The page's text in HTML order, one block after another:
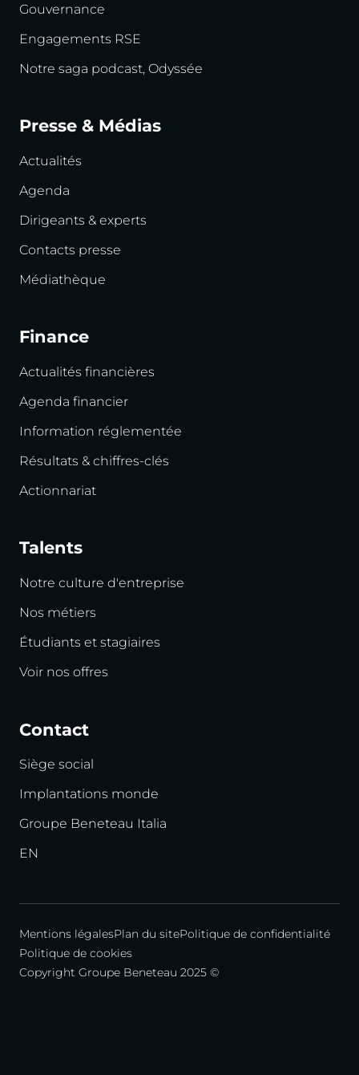
Gouvernance
Engagements RSE
Notre saga podcast, Odyssée
Presse & Médias
Actualités
Agenda
Dirigeants & experts
Contacts presse
Médiathèque
Finance
Actualités financières
Agenda financier
Information réglementée
Résultats & chiffres-clés
Actionnariat
Talents
Notre culture d'entreprise
Nos métiers
Étudiants et stagiaires
Voir nos offres
Contact
Siège social
Implantations monde
Groupe Beneteau Italia
EN
Mentions légalesPlan du sitePolitique de confidentialité
Politique de cookies
Copyright Groupe Beneteau 2025 ©